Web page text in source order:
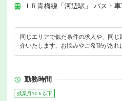
ＪＲ青梅線「河辺駅」 バス・
同じエリアで似た条件の求人や、同
介いたします。お悩みやご希望があ
勤務時間
残業月10ｈ以下